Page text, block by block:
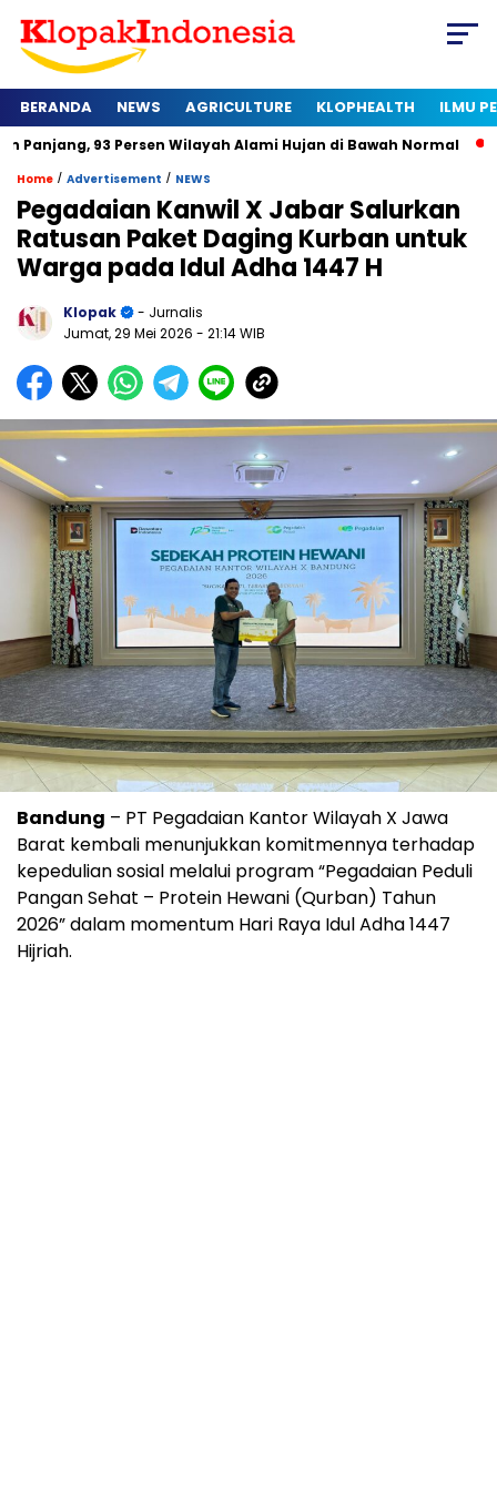
BERANDA NEWS AGRICULTURE KLOPHEALTH ILMU
Persen Wilayah Alami Hujan di Bawah Normal Kapan
Home / Advertisement / NEWS
Pegadaian Kanwil X Jabar Salurkan
Ratusan Paket Daging Kurban untuk
Warga pada Idul Adha 1447 H
Klopak
- Jurnalis
Jumat, 29 Mei 2026 - 21:14 WIB
Bandung – PT Pegadaian Kantor Wilayah X Jawa
Barat kembali menunjukkan komitmennya terhadap
kepedulian sosial melalui program “Pegadaian Peduli
Pangan Sehat – Protein Hewani (Qurban) Tahun
2026” dalam momentum Hari Raya Idul Adha 1447
Hijriah.